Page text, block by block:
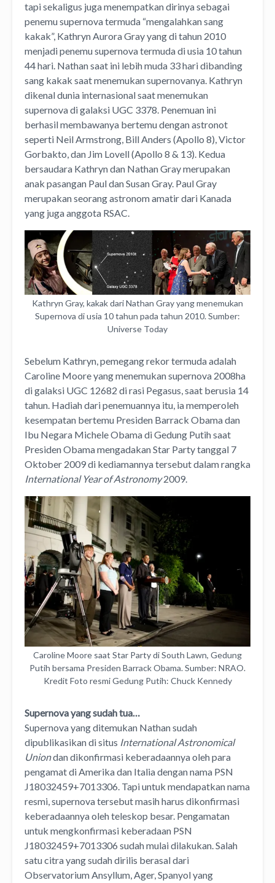
tapi sekaligus juga menempatkan dirinya sebagai
penemu supernova termuda “mengalahkan sang
kakak”, Kathryn Aurora Gray yang di tahun 2010
menjadi penemu supernova termuda di usia 10 tahun
44 hari. Nathan saat ini lebih muda 33 hari dibanding
sang kakak saat menemukan supernovanya. Kathryn
dikenal dunia internasional saat menemukan
supernova di galaksi UGC 3378. Penemuan ini
berhasil membawanya bertemu dengan astronot
seperti Neil Armstrong, Bill Anders (Apollo 8), Victor
Gorbakto, dan Jim Lovell (Apollo 8 & 13). Kedua
bersaudara Kathryn dan Nathan Gray merupakan
anak pasangan Paul dan Susan Gray. Paul Gray
merupakan seorang astronom amatir dari Kanada
yang juga anggota RSAC.
Kathryn Gray, kakak dari Nathan Gray yang menemukan
Supernova di usia 10 tahun pada tahun 2010. Sumber:
Universe Today
Sebelum Kathryn, pemegang rekor termuda adalah
Caroline Moore yang menemukan supernova 2008ha
di galaksi UGC 12682 di rasi Pegasus, saat berusia 14
tahun. Hadiah dari penemuannya itu, ia memperoleh
kesempatan bertemu Presiden Barrack Obama dan
Ibu Negara Michele Obama di Gedung Putih saat
Presiden Obama mengadakan Star Party tanggal 7
Oktober 2009 di kediamannya tersebut dalam rangka
International Year of Astronomy2009.
Caroline Moore saat Star Party di South Lawn, Gedung
Putih bersama Presiden Barrack Obama. Sumber: NRAO.
Kredit Foto resmi Gedung Putih: Chuck Kennedy
Supernova yang sudah tua…
Supernova yang ditemukan Nathan sudah
dipublikasikan di situs International Astronomical
Uniondan dikonfirmasi keberadaannya oleh para
pengamat di Amerika dan Italia dengan nama PSN
J18032459+7013306. Tapi untuk mendapatkan nama
resmi, supernova tersebut masih harus dikonfirmasi
keberadaannya oleh teleskop besar. Pengamatan
untuk mengkonfirmasi keberadaan PSN
J18032459+7013306 sudah mulai dilakukan. Salah
satu citra yang sudah dirilis berasal dari
Observatorium Ansyllum, Ager, Spanyol yang